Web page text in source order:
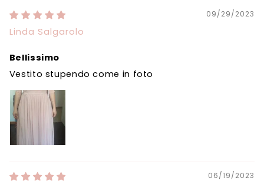
09/29/2023
Linda Salgarolo
Bellissimo
Vestito stupendo come in foto
06/19/2023